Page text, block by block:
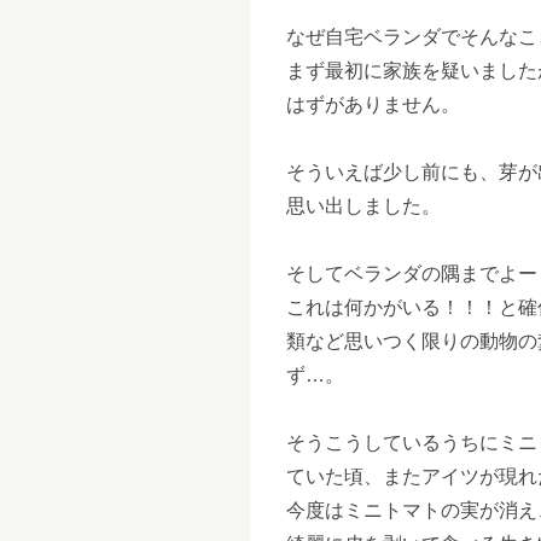
なぜ自宅ベランダでそんな
まず最初に家族を疑いまし
はずがありません。
そういえば少し前にも、芽
思い出しました。
そしてベランダの隅までよ
これは何かがいる！！！と
類など思いつく限りの動物
ず…。
そうこうしているうちにミ
ていた頃、またアイツが現
今度はミニトマトの実が消